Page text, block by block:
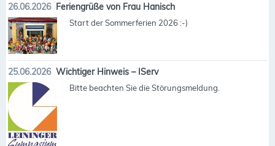
26.06.2026 Feriengrüße von Frau Hanisch
Start der Sommerferien 2026 :-)
25.06.2026 Wichtiger Hinweis – IServ
Bitte beachten Sie die Störungsmeldung.